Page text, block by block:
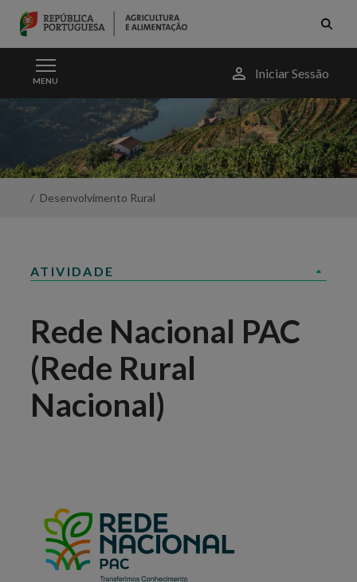
Skip to Main Content
MENU
Menu
utilizador
Iniciar Sessão
Rede
da
Desenvolvimento Rural
ATIVIDADE
Rede Nacional PAC
(Rede Rural
Nacional)